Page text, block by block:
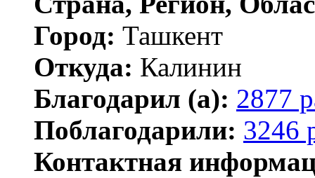
Город: Ташкент
Откуда: Калинин
Благодарил (а): 2877
Поблагодарили: 3246
Контактная